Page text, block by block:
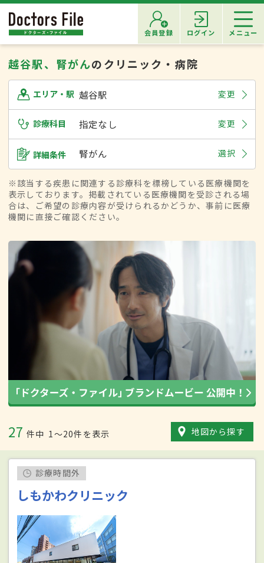
会員登録 ログイン メニュー
越谷駅、腎がんのクリニック・病院
エリア・駅 越谷駅 変更
診療科目 指定なし 変更
詳細条件 腎がん 選択
※該当する疾患に関連する診療科を標榜している医療機関を
表示しております。掲載されている医療機関を受診される場
合は、ご希望の診療内容が受けられるかどうか、事前に医療
機関に直接ご確認ください。
27 件中 1〜20件を表示 地図から探す
診療時間外
しもかわクリニック